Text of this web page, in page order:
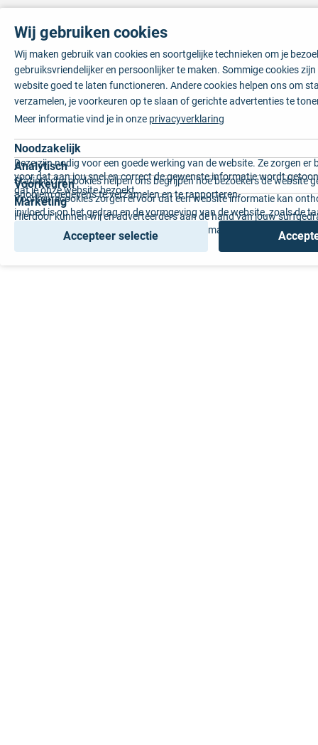
Wij gebruiken cookies
Wij maken gebruik van cookies en soortgelijke technieken om je
gebruiksvriendelijker en persoonlijker te maken. Sommige cookies
website goed te laten functioneren. Andere cookies helpen ons om
verzamelen, je voorkeuren op te slaan of gerichte advertenties te
Meer informatie vind je in onze privacyverklaring
Noodzakelijk
Deze zijn nodig voor een goede werking van de website. Ze zorgen er
voor dat aan jou snel en correct de gewenste informatie wordt
dat je onze website bezoekt.
Analytisch
Statistische cookies helpen ons begrijpen hoe bezoekers de website
anoniem gegevens te verzamelen en te rapporteren.
Voorkeuren
Voorkeurscookies zorgen ervoor dat een website informatie kan
invloed is op het gedrag en de vormgeving van de website, zoals de
voorkeur of de regio waar u woont.
Marketing
Hierdoor kunnen wij en adverteerders aan de hand van jouw
gepersonaliseerde online advertenties en op maat gemaakte content
Accepteer selectie